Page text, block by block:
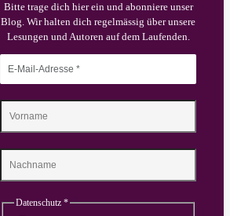
Bitte trage dich hier ein und abonniere unser
Blog. Wir halten dich regelmässig über unsere
Lesungen und Autoren auf dem Laufenden.
Datenschutz *